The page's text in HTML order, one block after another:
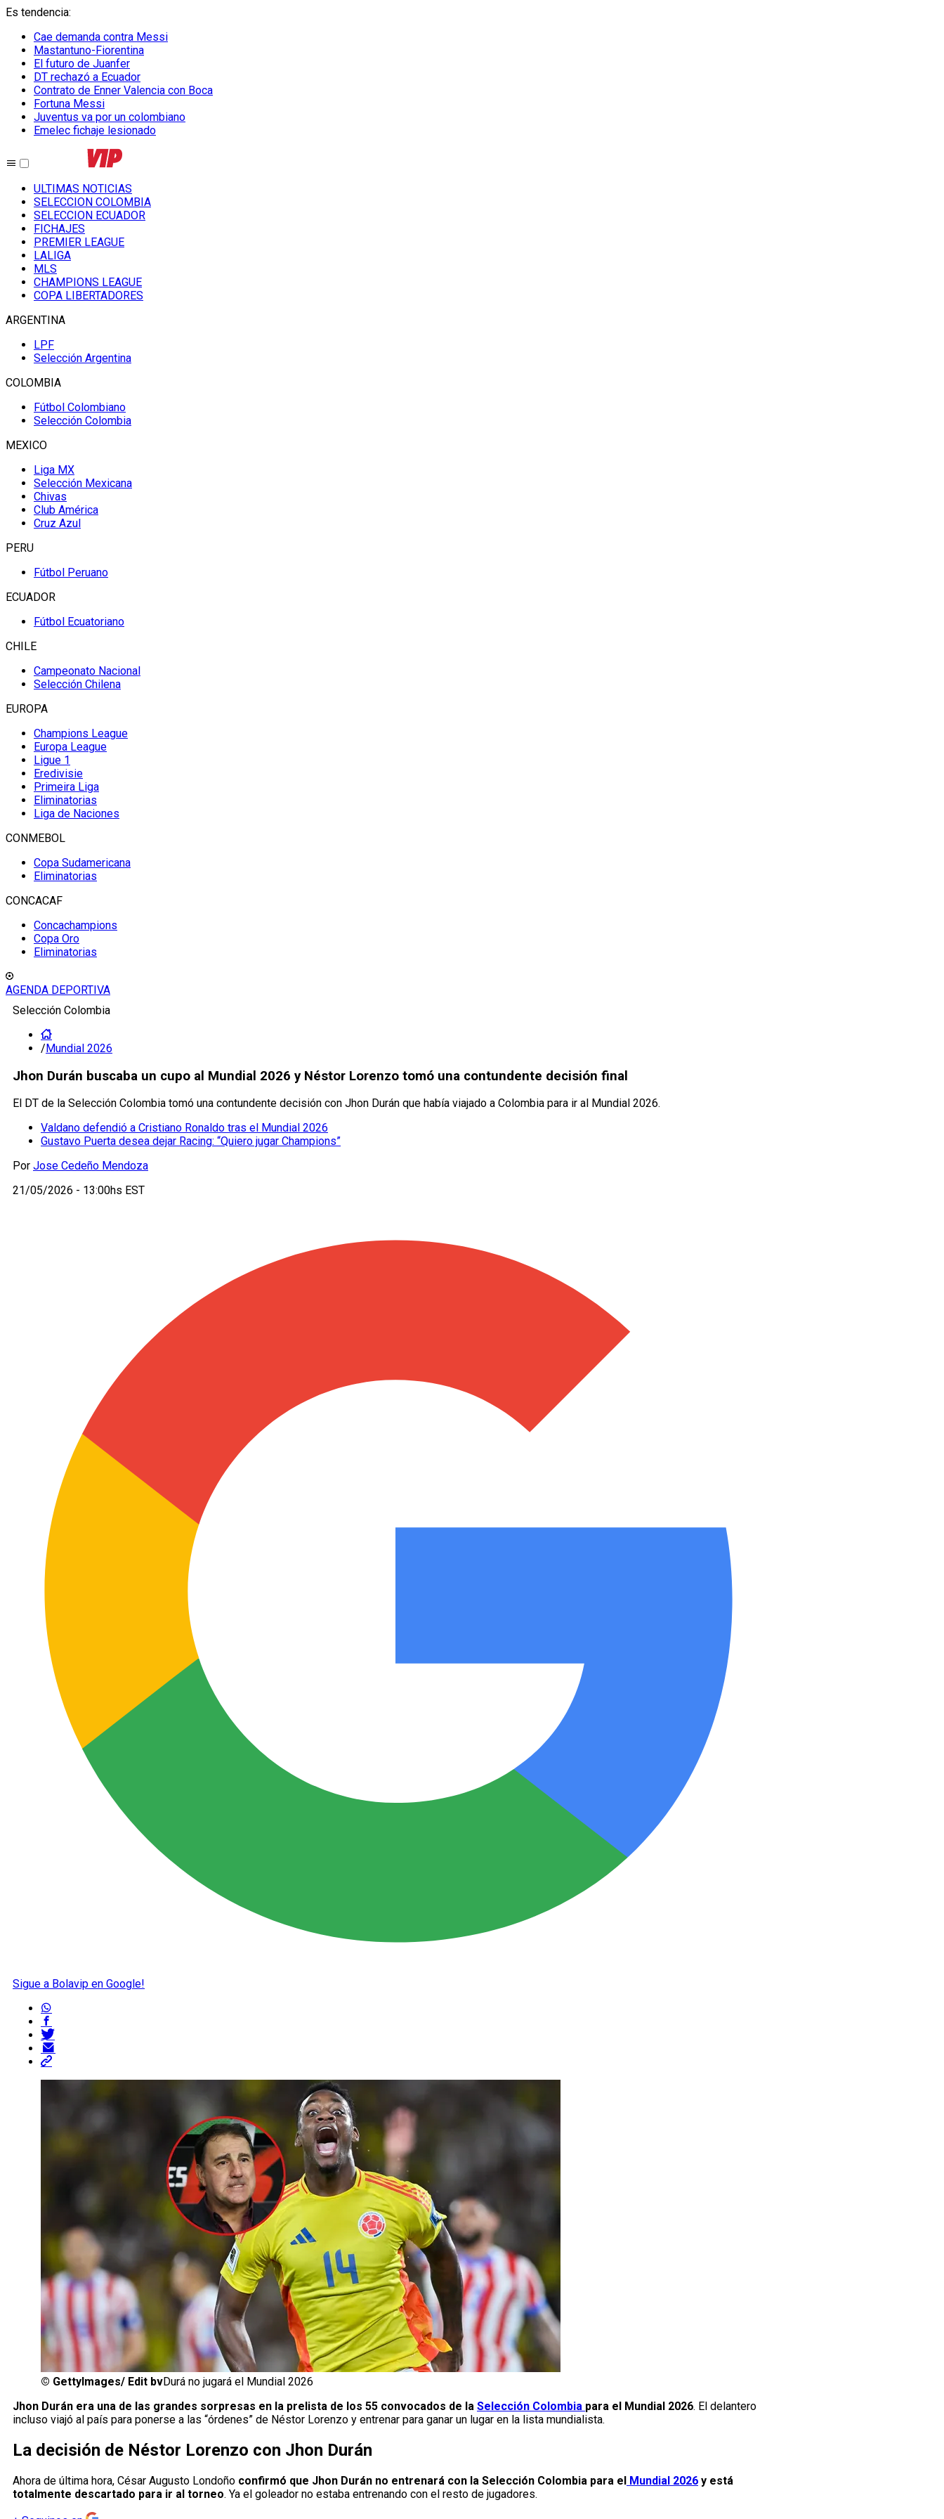
Es tendencia:
Cae demanda contra Messi
Mastantuno-Fiorentina
El futuro de Juanfer
DT rechazó a Ecuador
Contrato de Enner Valencia con Boca
Fortuna Messi
Juventus va por un colombiano
Emelec fichaje lesionado
ULTIMAS NOTICIAS
SELECCION COLOMBIA
SELECCION ECUADOR
FICHAJES
PREMIER LEAGUE
LALIGA
MLS
CHAMPIONS LEAGUE
COPA LIBERTADORES
ARGENTINA
LPF
Selección Argentina
COLOMBIA
Fútbol Colombiano
Selección Colombia
MEXICO
Liga MX
Selección Mexicana
Chivas
Club América
Cruz Azul
PERU
Fútbol Peruano
ECUADOR
Fútbol Ecuatoriano
CHILE
Campeonato Nacional
Selección Chilena
EUROPA
Champions League
Europa League
Ligue 1
Eredivisie
Primeira Liga
Eliminatorias
Liga de Naciones
CONMEBOL
Copa Sudamericana
Eliminatorias
CONCACAF
Concachampions
Copa Oro
Eliminatorias
AGENDA DEPORTIVA
Selección Colombia
/Mundial 2026
Jhon Durán buscaba un cupo al Mundial 2026 y Néstor Lorenzo tomó una contundente decisión final
El DT de la Selección Colombia tomó una contundente decisión con Jhon Durán que había viajado a Colombia para ir al Mundial 2026.
Valdano defendió a Cristiano Ronaldo tras el Mundial 2026
Gustavo Puerta desea dejar Racing: “Quiero jugar Champions”
Por Jose Cedeño Mendoza
21/05/2026 - 13:00hs EST
Sigue a Bolavip en Google!
© GettyImages/ Edit bvDurá no jugará el Mundial 2026
Jhon Durán era una de las grandes sorpresas en la prelista de los 55 convocados de la Selección Colombia para el Mundial 2026. El delantero
incluso viajó al país para ponerse a las “órdenes” de Néstor Lorenzo y entrenar para ganar un lugar en la lista mundialista.
La decisión de Néstor Lorenzo con Jhon Durán
Ahora de última hora, César Augusto Londoño confirmó que Jhon Durán no entrenará con la Selección Colombia para el Mundial 2026 y está
totalmente descartado para ir al torneo. Ya el goleador no estaba entrenando con el resto de jugadores.